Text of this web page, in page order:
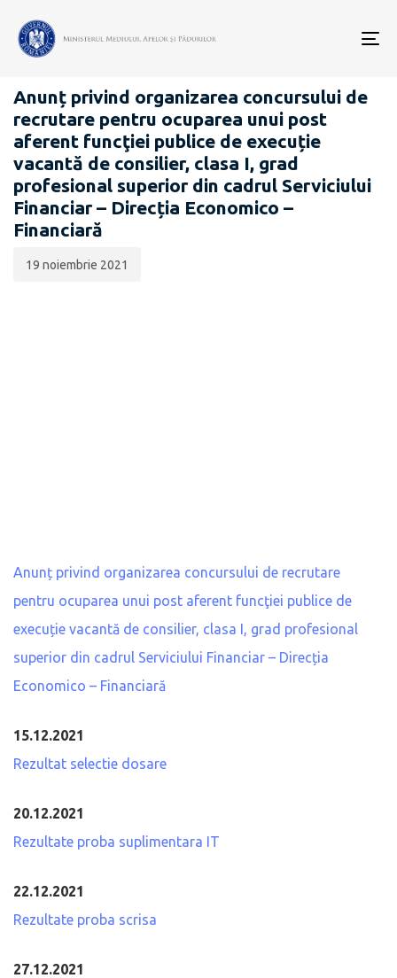
CARIERĂ
Anunț privind organizarea concursului de
recrutare pentru ocuparea unui post
aferent funcţiei publice de execuție
vacantă de consilier, clasa I, grad
profesional superior din cadrul Serviciului
Financiar – Direcția Economico –
Financiară
publicării:
19 noiembrie 2021
Anunț privind organizarea concursului de recrutare
pentru ocuparea unui post aferent funcţiei publice de
execuție vacantă de consilier, clasa I, grad profesional
superior din cadrul Serviciului Financiar – Direcția
Economico – Financiară
15.12.2021
Rezultat selectie dosare
20.12.2021
Rezultate proba suplimentara IT
22.12.2021
Rezultate proba scrisa
27.12.2021